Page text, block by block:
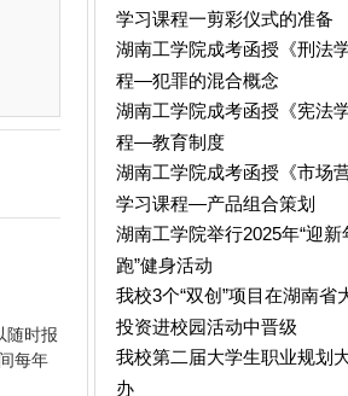
随时报
每年
学习课程一剪彩仪式的准备
湖南工学院成考函授《刑法
程—犯罪的混合概念
湖南工学院成考函授《宪法
程—教育制度
湖南工学院成考函授《市场
学习课程—产品组合策划
湖南工学院举行2025年“迎新
跑”健身活动
我校3个“双创”项目在湖南省
投资进校园活动中晋级
我校第二届大学生职业规划
办